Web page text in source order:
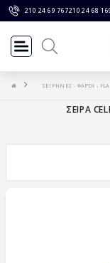
210 24 69 767210 24 68
ΣΕΙΡΗΝΕΣ - ΦΑΡΟΙ -
ΣΕΙΡΑ